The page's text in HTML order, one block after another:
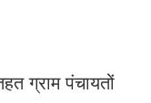
ग्राम पंचायतों